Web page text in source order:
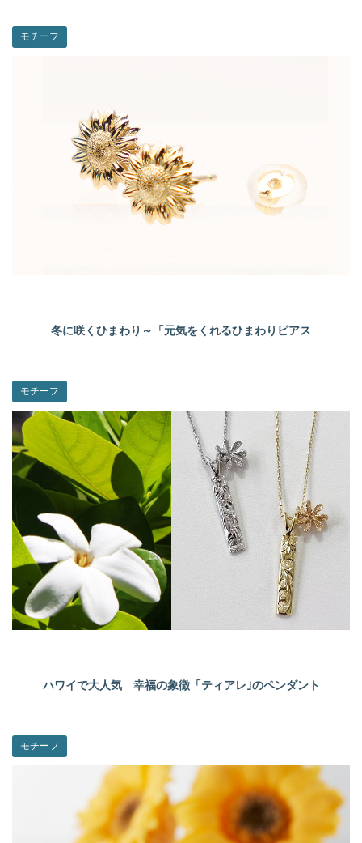
モチーフ
冬に咲くひまわり～「元気をくれるひまわりピアス
モチーフ
ハワイで大人気 幸福の象徴「ティアレ｣のペンダント
モチーフ